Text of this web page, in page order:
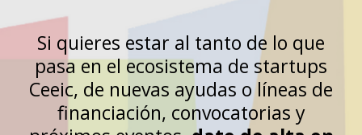
Si quieres estar al tanto de lo que
pasa en el ecosistema de startups
Ceeic, de nuevas ayudas o líneas de
financiación, convocatorias y